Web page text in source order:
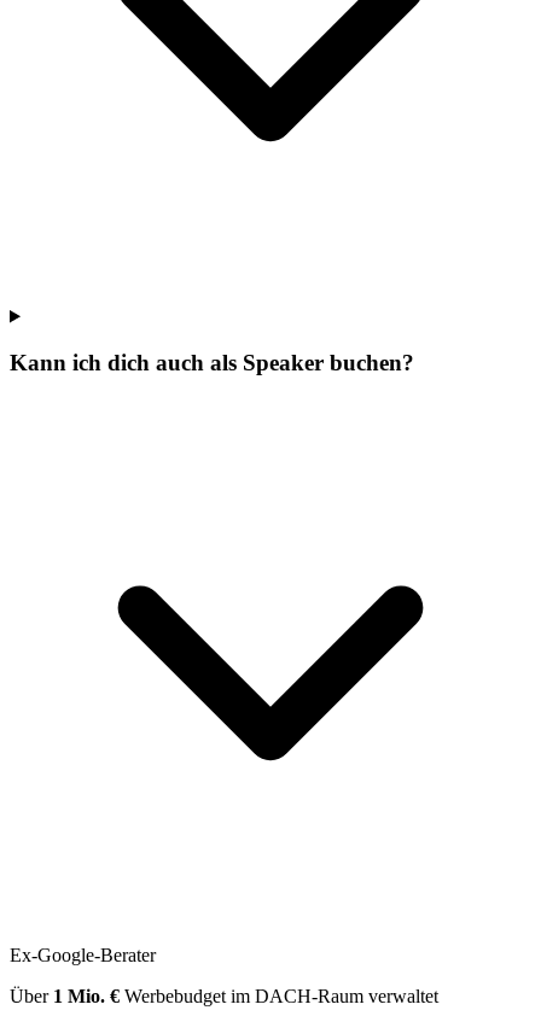
Kann ich dich auch als Speaker buchen?
Ex-Google-Berater
Über 1 Mio. € Werbebudget im DACH-Raum verwaltet